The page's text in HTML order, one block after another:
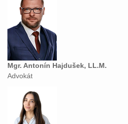
Mgr. Antonín Hajdušek, LL.M.
Advokát